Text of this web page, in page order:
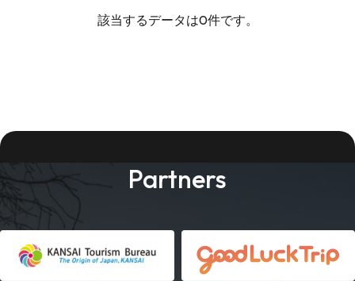
該当するデータは0件です。
Partners